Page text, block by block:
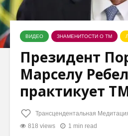
ВИДЕО ЗНАМЕНИТОСТИ О ТМ
Президент
Марселу
практикует
Трансцендентальная
818 views
1 min read